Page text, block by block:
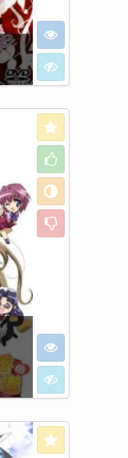
I want to see
I don't want to
Love
Like
Neutral
Dislike
I want to see
I don't want to
Love